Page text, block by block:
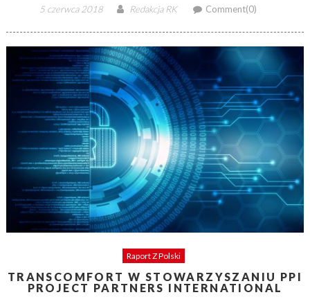
Posted
5 czerwca 2018 Author
Redakcja RK Comment(0)
Raport Z Polski
TRANSCOMFORT W STOWARZYSZANIU PPI
PROJECT PARTNERS INTERNATIONAL